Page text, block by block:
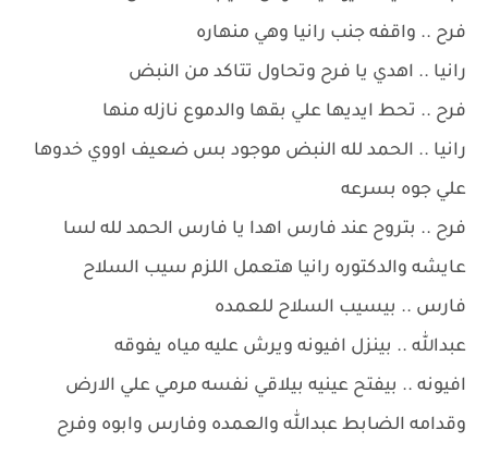
فرح .. واقفه جنب رانيا وهي منهاره
رانيا .. اهدي يا فرح وتحاول تتاكد من النبض
فرح .. تحط ايديها علي بقها والدموع نازله منها
رانيا .. الحمد لله النبض موجود بس ضعيف اووي خدوها
علي جوه بسرعه
فرح .. بتروح عند فارس اهدا يا فارس الحمد لله لسا
عايشه والدكتوره رانيا هتعمل اللزم سيب السلاح
فارس .. بيسيب السلاح للعمده
عبدالله .. بينزل افيونه ويرش عليه مياه يفوقه
افيونه .. بيفتح عينيه بيلاقي نفسه مرمي علي الارض
وقدامه الضابط عبدالله والعمده وفارس وابوه وفرح